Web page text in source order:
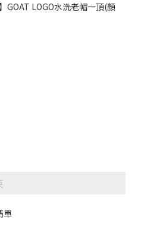
GOAT LOGO水洗老帽一頂(顏
單